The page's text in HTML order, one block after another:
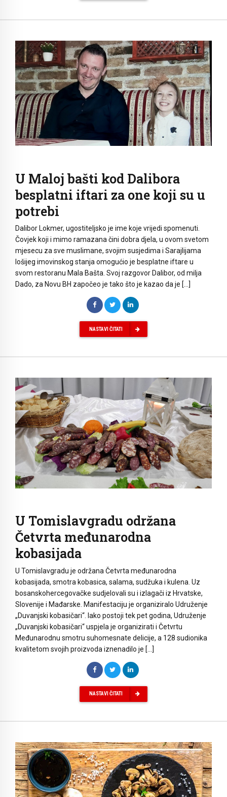
U Maloj bašti kod Dalibora
besplatni iftari za one koji su u
potrebi
Dalibor Lokmer, ugostiteljsko je ime koje vrijedi spomenuti.
Čovjek koji i mimo ramazana čini dobra djela, u ovom svetom
mjesecu za sve muslimane, svojim susjedima i Sarajlijama
lošijeg imovinskog stanja omogućio je besplatne iftare u
svom restoranu Mala Bašta. Svoj razgovor Dalibor, od milja
Dado, za Novu BH započeo je tako što je kazao da je […]
NASTAVI ČITATI
U Tomislavgradu održana
Četvrta međunarodna
kobasijada
U Tomislavgradu je održana Četvrta međunarodna
kobasijada, smotra kobasica, salama, sudžuka i kulena. Uz
bosanskohercegovačke sudjelovali su i izlagači iz Hrvatske,
Slovenije i Mađarske. Manifestaciju je organiziralo Udruženje
„Duvanjski kobasičari“. Iako postoji tek pet godina, Udruženje
„Duvanjski kobasičari“ uspjela je organizirati i Četvrtu
Međunarodnu smotru suhomesnate delicije, a 128 sudionika
kvalitetom svojih proizvoda iznenadilo je […]
NASTAVI ČITATI